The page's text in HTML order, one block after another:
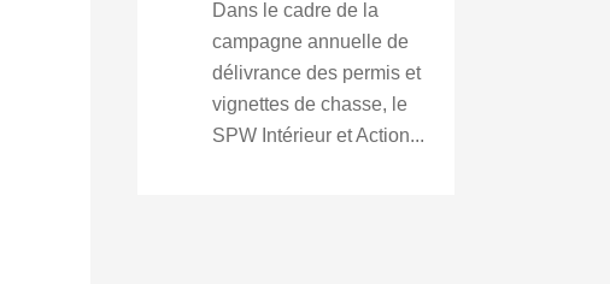
Dans le cadre de la
campagne annuelle de
délivrance des permis et
vignettes de chasse, le
SPW Intérieur et Action...